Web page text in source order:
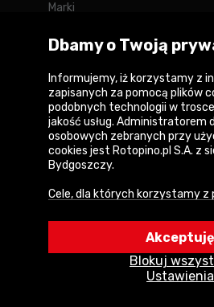
Marki
Kontakt
Forum
Copyright © 2026
Polityka prywatności i zasady
Informacja o plikach cookies
Dbamy o Twoją
Informujemy, iż korzystamy z
zapisanych za pomocą plików
podobnych technologii w
jakość usług. Administratorem
osobowych zebranych przy
cookies jest Rotopino.pl S.A. z
Bydgoszczy.
Cele, dla których korzystamy z
• Uwierzytelnienie
• Optymalizowanie wydajności i
działania serwisu i usług,Ustawienia
Blokuj
Akceptuję